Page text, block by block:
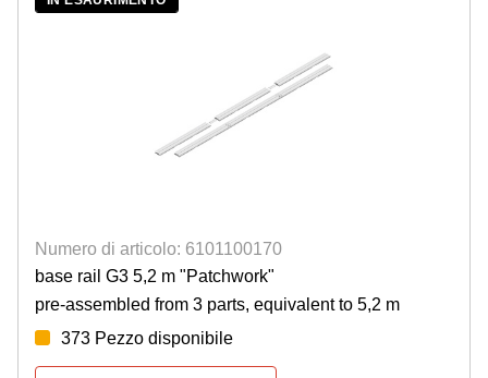
Numero di articolo: 6101100170
base rail G3 5,2 m "Patchwork"
pre-assembled from 3 parts, equivalent to 5,2 m
373 Pezzo disponibile